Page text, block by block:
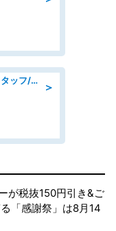
＞
日払いOKで即日収入/キッチンスタッフ/「原付免許必須」デリバリー業務など、自己成長可能な幅広い仕事に挑戦!髪型自由&ピアス・ネイルOK/茨城県/水戸市
が税抜150円引き&ご
「感謝祭」は8月14